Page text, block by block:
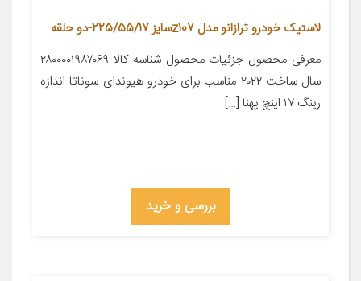
لاستیک خودرو ترازانو مدل z107سایز 225/55/17-دو حلقه
معرفی محصول جزئیات محصول شناسه کالا ۲۸۰۰۰۰۱۹۸۷۰۶۹
سال ساخت ۲۰۲۲ مناسب برای خودرو هیوندای سوناتا اندازه
رینگ ۱۷ اینچ پهنا […]
بررسی و خرید